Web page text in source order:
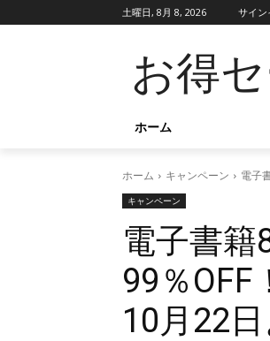
土曜日, 8月 8, 2026 サイン
お得
ホーム
ホーム キャンペーン 電子
キャンペーン
電子書籍
99％
10月22